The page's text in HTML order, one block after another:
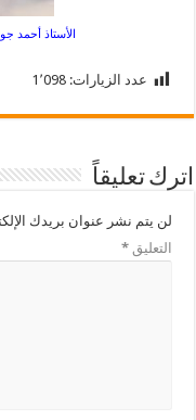
الأستاذ أحمد
عدد الزيارات: 1٬098
اترك تعليقاً
لن يتم نشر عنوان بريدك
التعليق*